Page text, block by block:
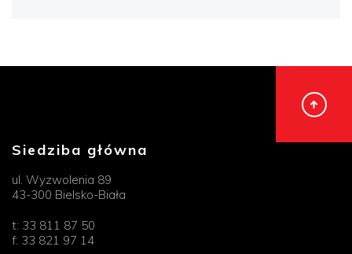
Siedziba główna
ul. Wyzwolenia 89
43-300 Bielsko-Biała
t: 33 811 87 50
f: 33 821 97 14